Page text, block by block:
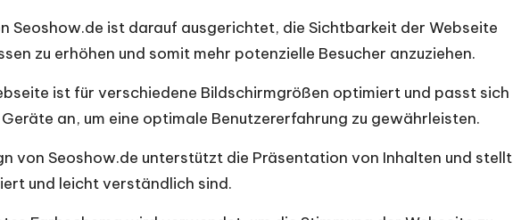
Seoshow.de ist darauf ausgerichtet, die Sichtbarkeit der Webseite
zu erhöhen und somit mehr potenzielle Besucher anzuziehen.
ist für verschiedene Bildschirmgrößen optimiert und passt sich
an, um eine optimale Benutzererfahrung zu gewährleisten.
von Seoshow.de unterstützt die Präsentation von Inhalten und stellt
und leicht verständlich sind.